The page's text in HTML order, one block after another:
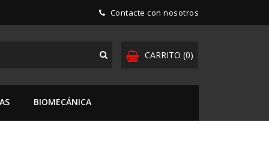
Contacte con nosotros
CARRITO (0)
BIOMECÁNICA